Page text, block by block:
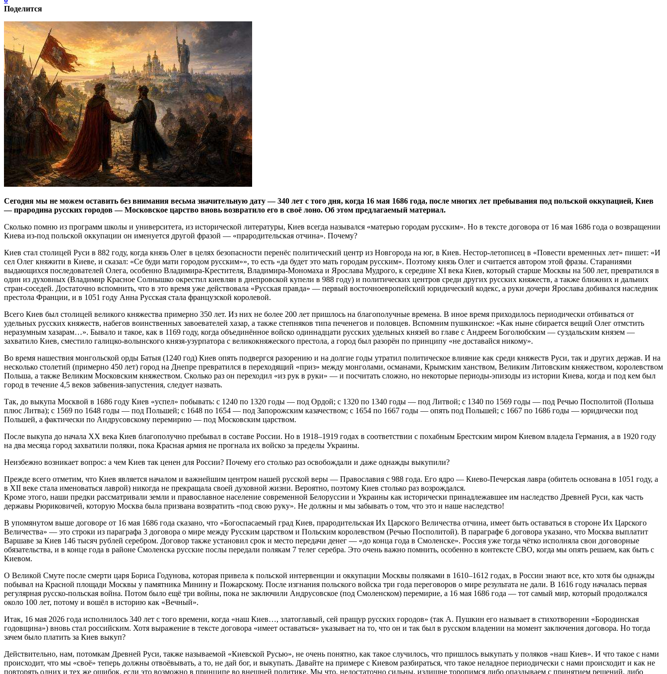
Поделится
Сегодня мы не можем оставить без внимания весьма значительную дату — 340 лет с того дня, когда 16 мая 1686 года, после многих лет пребывания под польской оккупацией, Киев
— прародина русских городов — Московское царство вновь возвратило его в своё лоно. Об этом предлагаемый материал.
Сколько помню из программ школы и университета, из исторической литературы, Киев всегда назывался «матерью городам русским». Но в тексте договора от 16 мая 1686 года о возвращении
Киева из-под польской оккупации он именуется другой фразой — «прародительская отчина». Почему?
Киев стал столицей Руси в 882 году, когда князь Олег в целях безопасности перенёс политический центр из Новгорода на юг, в Киев. Нестор-летописец в «Повести временных лет» пишет: «И
сел Олег княжити в Киеве, и сказал: «Се буди мати городом русским»», то есть «да будет это мать городам русским». Поэтому князь Олег и считается автором этой фразы. Стараниями
выдающихся последователей Олега, особенно Владимира-Крестителя, Владимира-Мономаха и Ярослава Мудрого, к середине XI века Киев, который старше Москвы на 500 лет, превратился в
один из духовных (Владимир Красное Солнышко окрестил киевлян в днепровской купели в 988 году) и политических центров среди других русских княжеств, а также ближних и дальних
стран-соседей. Достаточно вспомнить, что в это время уже действовала «Русская правда» — первый восточноевропейский юридический кодекс, а руки дочери Ярослава добивался наследник
престола Франции, и в 1051 году Анна Русская стала французской королевой.
Всего Киев был столицей великого княжества примерно 350 лет. Из них не более 200 лет пришлось на благополучные времена. В иное время приходилось периодически отбиваться от
удельных русских княжеств, набегов воинственных завоевателей хазар, а также степняков типа печенегов и половцев. Вспомним пушкинское: «Как ныне сбирается вещий Олег отмстить
неразумным хазарам…». Бывало и такое, как в 1169 году, когда объединённое войско одиннадцати русских удельных князей во главе с Андреем Боголюбским — суздальским князем —
захватило Киев, сместило галицко-волынского князя-узурпатора с великокняжеского престола, а город был разорён по принципу «не доставайся никому».
Во время нашествия монгольской орды Батыя (1240 год) Киев опять подвергся разорению и на долгие годы утратил политическое влияние как среди княжеств Руси, так и других держав. И на
несколько столетий (примерно 450 лет) город на Днепре превратился в переходящий «приз» между монголами, османами, Крымским ханством, Великим Литовским княжеством, королевством
Польша, а также Великим Московским княжеством. Сколько раз он переходил «из рук в руки» — и посчитать сложно, но некоторые периоды-эпизоды из истории Киева, когда и под кем был
город в течение 4,5 веков забвения-запустения, следует назвать.
Так, до выкупа Москвой в 1686 году Киев «успел» побывать: с 1240 по 1320 годы — под Ордой; с 1320 по 1340 годы — под Литвой; с 1340 по 1569 годы — под Речью Посполитой (Польша
плюс Литва); с 1569 по 1648 годы — под Польшей; с 1648 по 1654 — под Запорожским казачеством; с 1654 по 1667 годы — опять под Польшей; с 1667 по 1686 годы — юридически под
Польшей, а фактически по Андрусовскому перемирию — под Московским царством.
После выкупа до начала XX века Киев благополучно пребывал в составе России. Но в 1918–1919 годах в соответствии с похабным Брестским миром Киевом владела Германия, а в 1920 году
на два месяца город захватили поляки, пока Красная армия не прогнала их войско за пределы Украины.
Неизбежно возникает вопрос: а чем Киев так ценен для России? Почему его столько раз освобождали и даже однажды выкупили?
Прежде всего отметим, что Киев является началом и важнейшим центром нашей русской веры — Православия с 988 года. Его ядро — Киево-Печерская лавра (обитель основана в 1051 году, а
в XII веке стала именоваться лаврой) никогда не прекращала своей духовной жизни. Вероятно, поэтому Киев столько раз возрождался.
Кроме этого, наши предки рассматривали земли и православное население современной Белоруссии и Украины как исторически принадлежавшее им наследство Древней Руси, как часть
державы Рюриковичей, которую Москва была призвана возвратить «под свою руку». Не должны и мы забывать о том, что это и наше наследство!
В упомянутом выше договоре от 16 мая 1686 года сказано, что «Богоспасаемый град Киев, прародительская Их Царского Величества отчина, имеет быть оставаться в стороне Их Царского
Величества» — это строки из параграфа 3 договора о мире между Русским царством и Польским королевством (Речью Посполитой). В параграфе 6 договора указано, что Москва выплатит
Варшаве за Киев 146 тысяч рублей серебром. Договор также установил срок и место передачи денег — «до конца года в Смоленске». Россия уже тогда чётко исполняла свои договорные
обязательства, и в конце года в районе Смоленска русские послы передали полякам 7 телег серебра. Это очень важно помнить, особенно в контексте СВО, когда мы опять решаем, как быть с
Киевом.
О Великой Смуте после смерти царя Бориса Годунова, которая привела к польской интервенции и оккупации Москвы поляками в 1610–1612 годах, в России знают все, кто хотя бы однажды
побывал на Красной площади Москвы у памятника Минину и Пожарскому. После изгнания польского войска три года переговоров о мире результата не дали. В 1616 году началась первая
регулярная русско-польская война. Потом было ещё три войны, пока не заключили Андрусовское (под Смоленском) перемирие, а 16 мая 1686 года — тот самый мир, который продолжался
около 100 лет, потому и вошёл в историю как «Вечный».
Итак, 16 мая 2026 года исполнилось 340 лет с того времени, когда «наш Киев…, златоглавый, сей пращур русских городов» (так А. Пушкин его называет в стихотворении «Бородинская
годовщина») вновь стал российским. Хотя выражение в тексте договора «имеет оставаться» указывает на то, что он и так был в русском владении на момент заключения договора. Но тогда
зачем было платить за Киев выкуп?
Действительно, нам, потомкам Древней Руси, также называемой «Киевской Русью», не очень понятно, как такое случилось, что пришлось выкупать у поляков «наш Киев». И что такое с нами
происходит, что мы «своё» теперь должны отвоёвывать, а то, не дай бог, и выкупать. Давайте на примере с Киевом разбираться, что такое неладное периодически с нами происходит и как не
повторять одних и тех же ошибок, если это возможно в принципе во внешней политике. Мы что, недостаточно сильны, излишне торопимся либо опаздываем с принятием решений, либо